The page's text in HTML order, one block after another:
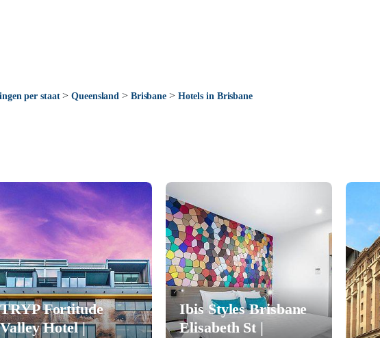
per staat>Queensland > Brisbane > Hotels in Brisbane
TRYP Fortitude
Valley Hotel |
Ibis Styles Brisbane
Elisabeth St |